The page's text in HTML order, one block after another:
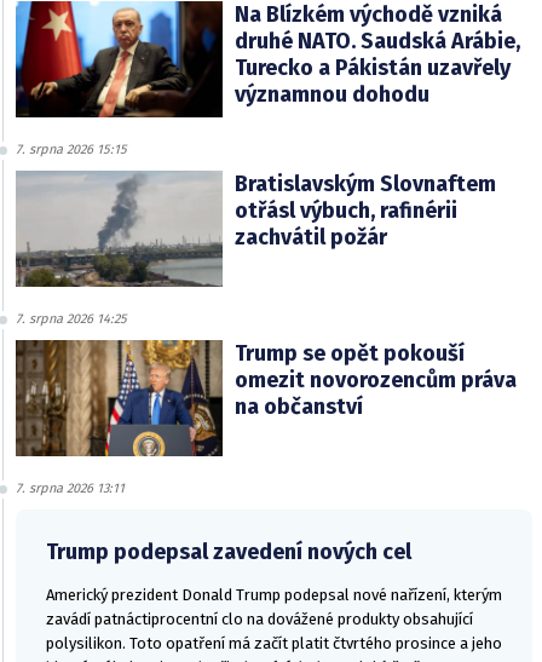
Na Blízkém východě vzniká
druhé NATO. Saudská Arábie,
Turecko a Pákistán uzavřely
významnou dohodu
7. srpna 2026 15:15
Bratislavským Slovnaftem
otřásl výbuch, rafinérii
zachvátil požár
7. srpna 2026 14:25
Trump se opět pokouší
omezit novorozencům práva
na občanství
7. srpna 2026 13:11
Trump podepsal zavedení nových cel
Americký prezident Donald Trump podepsal nové nařízení, kterým
zavádí patnáctiprocentní clo na dovážené produkty obsahující
polysilikon. Toto opatření má začít platit čtvrtého prosince a jeho